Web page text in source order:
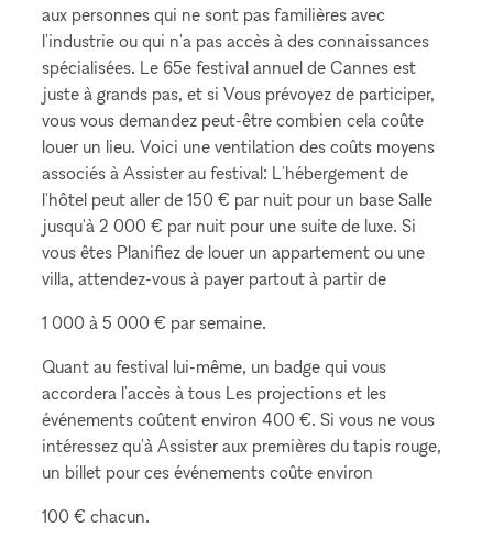
aux personnes qui ne sont pas familières avec
l'industrie ou qui n'a pas accès à des connaissances
spécialisées. Le 65e festival annuel de Cannes est
juste à grands pas, et si Vous prévoyez de participer,
vous vous demandez peut-être combien cela coûte
louer un lieu. Voici une ventilation des coûts moyens
associés à Assister au festival: L'hébergement de
l'hôtel peut aller de 150 € par nuit pour un base Salle
jusqu'à 2 000 € par nuit pour une suite de luxe. Si
vous êtes Planifiez de louer un appartement ou une
villa, attendez-vous à payer partout à partir de
1 000 à 5 000 € par semaine.
Quant au festival lui-même, un badge qui vous
accordera l'accès à tous Les projections et les
événements coûtent environ 400 €. Si vous ne vous
intéressez qu'à Assister aux premières du tapis rouge,
un billet pour ces événements coûte environ
100 € chacun.